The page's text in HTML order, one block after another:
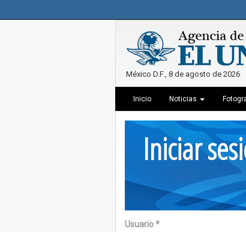
México D.F., 8 de agosto de 2026
Inicio Noticias
Iniciar
Usuario*